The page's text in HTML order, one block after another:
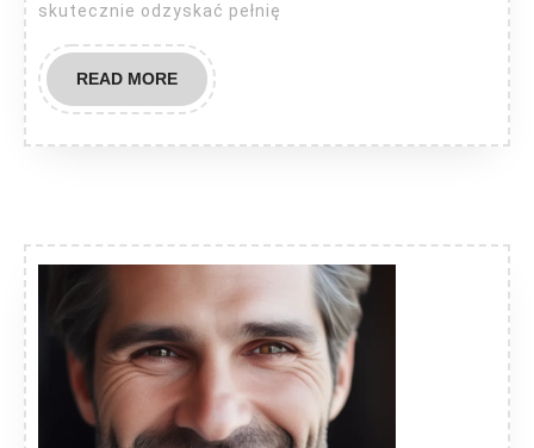
skutecznie odzyskać pełnię
READ MOREREAD
MORE